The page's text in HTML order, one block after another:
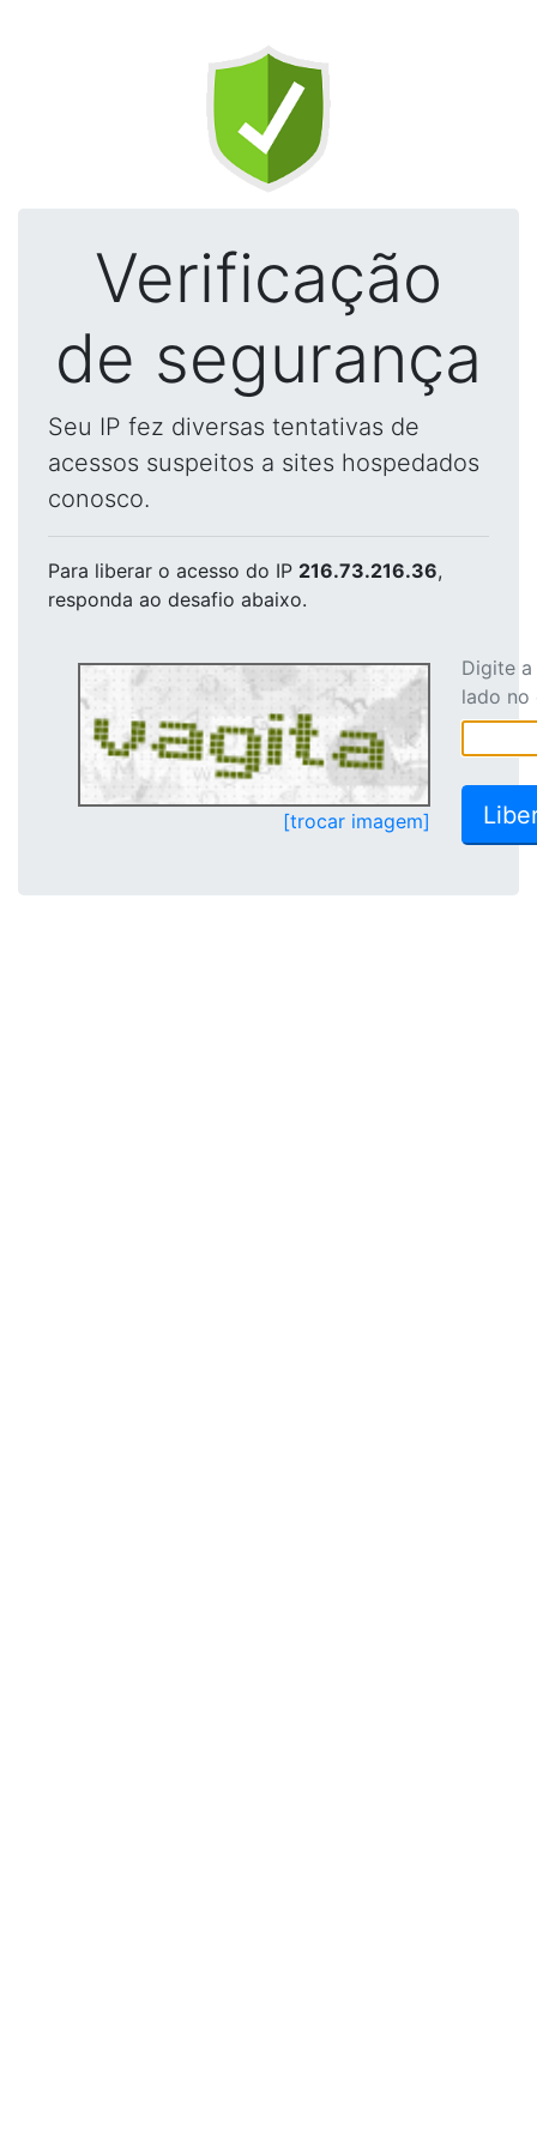
Verificação
de segurança
Seu IP fez diversas tentativas de
acessos suspeitos a sites hospedados
conosco.
Para liberar o acesso do IP 216.73.216.36,
responda ao desafio abaixo.
[trocar imagem]
Digite
lado no